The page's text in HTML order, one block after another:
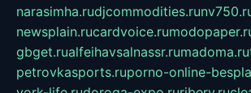
narasimha.rudjcommodities.ru
newsplain.rucardvoice.ru
gbget.rualfeihavsalnassr.rumadoma.ru
petrovkasports.ruporno-online-